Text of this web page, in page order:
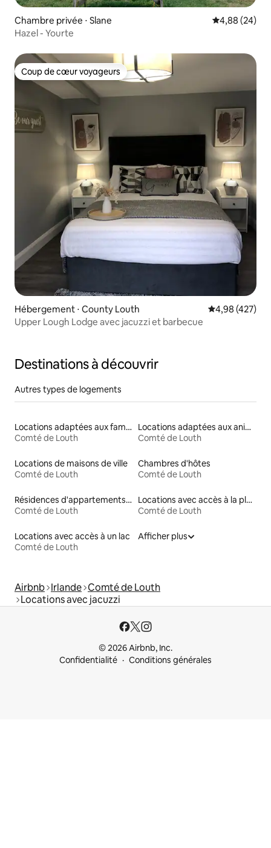
Chambre privée ⋅ Slane Évaluation
4,88 (24)
Hazel - Yourte
Coup de cœur voyageurs
Coup de cœur voyageurs
Hébergement ⋅ County Louth Évaluation
4,98 (427)
Upper Lough Lodge avec jacuzzi et barbecue
Destinations à découvrir
Autres types de logements
Locations adaptées aux familles
Comté de Louth
Locations adaptées aux animaux
Comté de Louth
Locations de maisons de ville
Comté de Louth
Chambres d'hôtes
Comté de Louth
Résidences d'appartements en location
Comté de Louth
Locations avec accès à la plage
Comté de Louth
Locations avec accès à un lac
Comté de Louth
Afficher plus
Airbnb Irlande Comté de Louth
Locations avec jacuzzi
© 2026 Airbnb, Inc.
Confidentialité
Conditions générales